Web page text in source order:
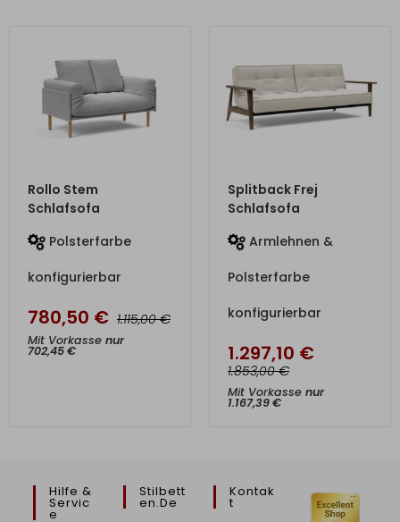
Rollo Stem
Schlafsofa
Polsterfarbe
konfigurierbar
780,50 € 1.115,00€
Mit Vorkasse nur
702,45€
ZUM PRODUKT
Splitback Frej
Schlafsofa
Armlehnen &
Polsterfarbe
konfigurierbar
1.297,10 €
1.853,00€
Mit Vorkasse nur
1.167,39€
Hilfe &
Servic
E
Stilbett
En.de
Kontak
T